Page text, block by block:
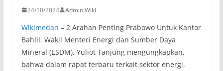
24/10/2024 Admin Wiki
Wikimedan – 2 Arahan Penting Prabowo Untuk Kantor
Bahlil. Wakil Menteri Energi dan Sumber Daya
Mineral (ESDM), Yuliot Tanjung mengungkapkan,
bahwa dalam rapat terbaru terkait sektor energi,